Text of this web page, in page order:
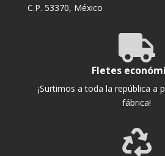
C.P. 53370, México

Fletes
¡Surtimos a toda la república a
fábrica!
